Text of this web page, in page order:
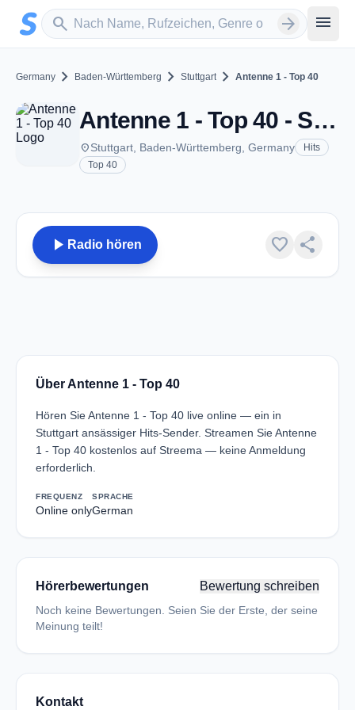
Zum Hauptinhalt springen
search
Sender suchen arrow_forward menu
Germany chevron_right Baden-Württemberg chevron_right Stuttgart chevron_right Antenne 1 - Top 40
Antenne 1 - Top 40 - Stuttgart
placeStuttgart, Baden-Württemberg, Germany
Hits
Top 40
play_arrow Radio hören favorite share
Über Antenne 1 - Top 40
Hören Sie Antenne 1 - Top 40 live online — ein in
Stuttgart ansässiger Hits-Sender. Streamen Sie Antenne
1 - Top 40 kostenlos auf Streema — keine Anmeldung
erforderlich.
FREQUENZ
Online only
SPRACHE
German
Hörerbewertungen Bewertung schreiben
Noch keine Bewertungen. Seien Sie der Erste, der seine
Meinung teilt!
Kontakt